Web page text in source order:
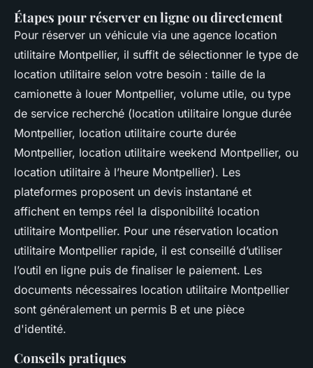
Étapes pour réserver en ligne ou directement
Pour réserver un véhicule via une agence location
utilitaire Montpellier, il suffit de sélectionner le type de
location utilitaire selon votre besoin : taille de la
camionette à louer Montpellier, volume utile, ou type
de service recherché (location utilitaire longue durée
Montpellier, location utilitaire courte durée
Montpellier, location utilitaire weekend Montpellier, ou
location utilitaire à l’heure Montpellier). Les
plateformes proposent un devis instantané et
affichent en temps réel la disponibilité location
utilitaire Montpellier. Pour une réservation location
utilitaire Montpellier rapide, il est conseillé d’utiliser
l’outil en ligne puis de finaliser le paiement. Les
documents nécessaires location utilitaire Montpellier
sont généralement un permis B et une pièce
d'identité.
Conseils pratiques